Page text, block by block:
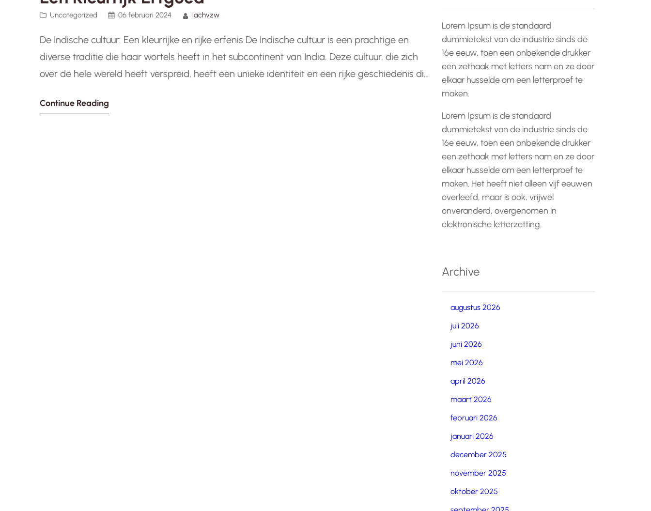
Uncategorized 06 februari 2024 lachvzw
De Indische cultuur: Een kleurrijke en rijke erfenis De Indische cultuur is een prachtige en
diverse traditie die haar wortels heeft in het subcontinent van India. Deze cultuur, die zich
over de hele wereld heeft verspreid, heeft een unieke identiteit en een rijke geschiedenis die
Continue Reading
Lorem Ipsum is de standaard
dummietekst van de industrie sinds de
16e eeuw, toen een onbekende drukker
een zethaak met letters nam en ze door
elkaar husselde om een letterproef te
maken.
Lorem Ipsum is de standaard
dummietekst van de industrie sinds de
16e eeuw, toen een onbekende drukker
een zethaak met letters nam en ze door
elkaar husselde om een letterproef te
maken. Het heeft niet alleen vijf eeuwen
overleefd, maar is ook, vrijwel
onveranderd, overgenomen in
elektronische letterzetting.
Archive
augustus 2026
juli 2026
juni 2026
mei 2026
april 2026
maart 2026
februari 2026
januari 2026
december 2025
november 2025
oktober 2025